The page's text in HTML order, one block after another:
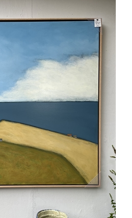
★ ★ ★ ★ ★
GAVEKORT
OM